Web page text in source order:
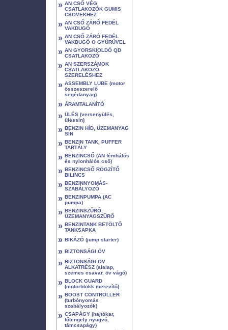
» AN CSŐ VÉG
CSATLAKOZÓK GUMIS
CSÖVEKHEZ
» AN CSŐ ZÁRÓ FEDÉL
VAKDUGÓ
» AN CSŐ ZÁRÓ FEDÉL
VAKDUGÓ O GYŰRŰVEL
» AN GYORSKIOLDÓ QD
CSATLAKOZÓ
» AN SZERSZÁMOK
CSATLAKOZÓ
SZERELÉSHEZ
» ASSEMBLY LUBE (motor
összeszerelő
segédanyag)
» ÁRAMTALANÍTÓ
» ÜLÉS (versenyülés,
üléssín)
» BENZIN HÍD, ÜZEMANYAG
SÍN
» BENZIN TANK, PUFFER
TARTÁLY
» BENZINCSŐ (AN fémhálós
és nylonhálós cső)
» BENZINCSŐ RÖGZÍTŐ
BILINCS
» BENZINNYOMÁS-
SZABÁLYOZÓ
» BENZINPUMPA (AC
pumpa)
» BENZINSZŰRŐ,
ÜZEMANYAGSZŰRŐ
» BENZINTANK BETÖLTŐ
TANKSAPKA
» BIKÁZÓ (jump starter)
» BIZTONSÁGI ÖV
» BIZTONSÁGI ÖV
ALKATRÉSZ (alalap,
szemes csavar, öv vágó)
» BLOCK GUARD
(motorblokk merevítő)
» BOOST CONTROLLER
(turbónyomás
szabályozók)
» CSAPÁGY (hajtókar,
főtengely nyugvó,
támcsapágy)